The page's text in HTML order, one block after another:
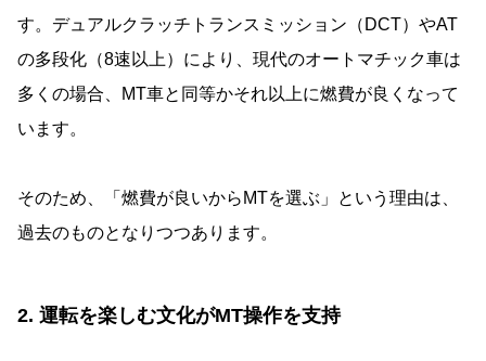
す。デュアルクラッチトランスミッション（DCT）やAT
の多段化（8速以上）により、現代のオートマチック車は
多くの場合、MT車と同等かそれ以上に燃費が良くなって
います。
そのため、「燃費が良いからMTを選ぶ」という理由は、
過去のものとなりつつあります。
2. 運転を楽しむ文化がMT操作を支持